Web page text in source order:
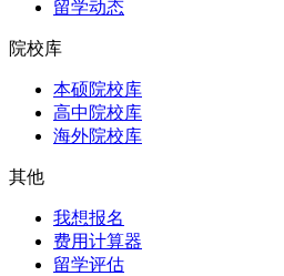
留学动态
院校库
本硕院校库
高中院校库
海外院校库
其他
我想报名
费用计算器
留学评估